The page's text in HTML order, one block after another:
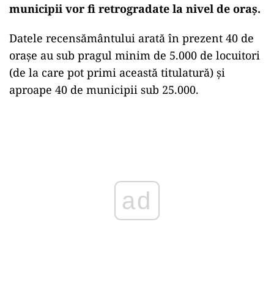
municipii vor fi retrogradate la nivel de oraș.
Datele recensământului arată în prezent 40 de
orașe au sub pragul minim de 5.000 de locuitori
(de la care pot primi această titulatură) și
aproape 40 de municipii sub 25.000.